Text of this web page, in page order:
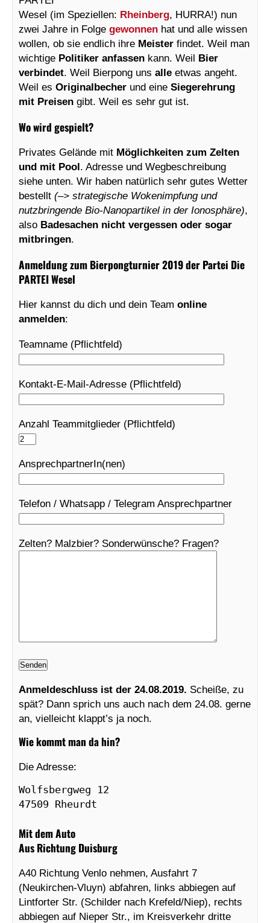
Wesel (im Speziellen: Rheinberg, HURRA!) nun
zwei Jahre in Folge gewonnen hat und alle wissen
wollen, ob sie endlich ihre Meister findet. Weil man
wichtige Politiker anfassen kann. Weil Bier
verbindet. Weil Bierpong uns alle etwas angeht.
Weil es Originalbecher und eine Siegerehrung
mit Preisen gibt. Weil es sehr gut ist.
Wo wird gespielt?
Privates Gelände mit Möglichkeiten zum Zelten
und mit Pool. Adresse und Wegbeschreibung
siehe unten. Wir haben natürlich sehr gutes Wetter
bestellt (–> strategische Wokenimpfung und
nutzbringende Bio-Nanopartikel in der Ionosphäre),
also Badesachen nicht vergessen oder sogar
mitbringen.
Anmeldung zum Bierpongturnier 2019 der Partei Die
PARTEI Wesel
Hier kannst du dich und dein Team online
anmelden:
Teamname (Pflichtfeld)
Kontakt-E-Mail-Adresse (Pflichtfeld)
Anzahl Teammitglieder (Pflichtfeld)
AnsprechpartnerIn(nen)
Telefon / Whatsapp / Telegram Ansprechpartner
Zelten? Malzbier? Sonderwünsche? Fragen?
Anmeldeschluss ist der 24.08.2019. Scheiße, zu
spät? Dann sprich uns auch nach dem 24.08. gerne
an, vielleicht klappt’s ja noch.
Wie kommt man da hin?
Die Adresse:
Wolfsbergweg 12
47509 Rheurdt
Mit dem Auto
Aus Richtung Duisburg
A40 Richtung Venlo nehmen, Ausfahrt 7
(Neukirchen-Vluyn) abfahren, links abbiegen auf
Lintforter Str. (Schilder nach Krefeld/Niep), rechts
abbiegen auf Nieper Str., im Kreisverkehr dritte